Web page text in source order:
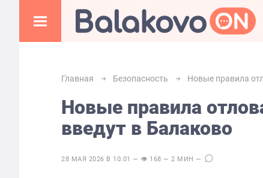
Главная Безопасность Новые правила
Новые правила
введут в Балаково
28 МАЯ 2026 В 10:01 — 👁 168 — 2 МИН —